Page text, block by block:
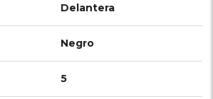
Delantera
Negro
5